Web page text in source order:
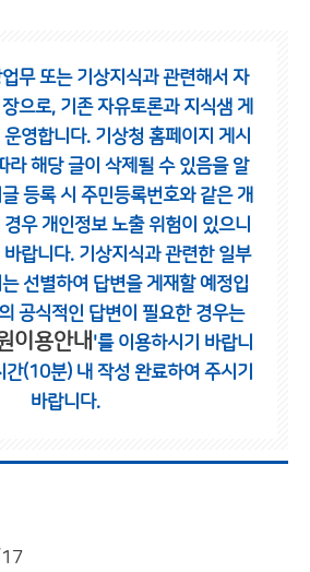
무 또는 기상지식과 관련해서 자
으로, 기존 자유토론과 지식샘 게
영합니다. 기상청 홈페이지 게시
라 해당 글이 삭제될 수 있음을 알
등록 시 주민등록번호와 같은 개
우 개인정보 노출 위험이 있으니
랍니다. 기상지식과 관련한 일부
선별하여 답변을 게재할 예정입
공식적인 답변이 필요한 경우는
이용안내 '를 이용하시기 바랍니
간(10분) 내 작성 완료하여 주시기
바랍니다.